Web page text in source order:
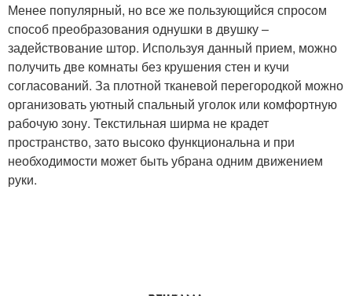
Менее популярный, но все же пользующийся спросом
способ преобразования однушки в двушку –
задействование штор. Используя данный прием, можно
получить две комнаты без крушения стен и кучи
согласований. За плотной тканевой перегородкой можно
организовать уютный спальный уголок или комфортную
рабочую зону. Текстильная ширма не крадет
пространство, зато высоко функциональна и при
необходимости может быть убрана одним движением
руки.